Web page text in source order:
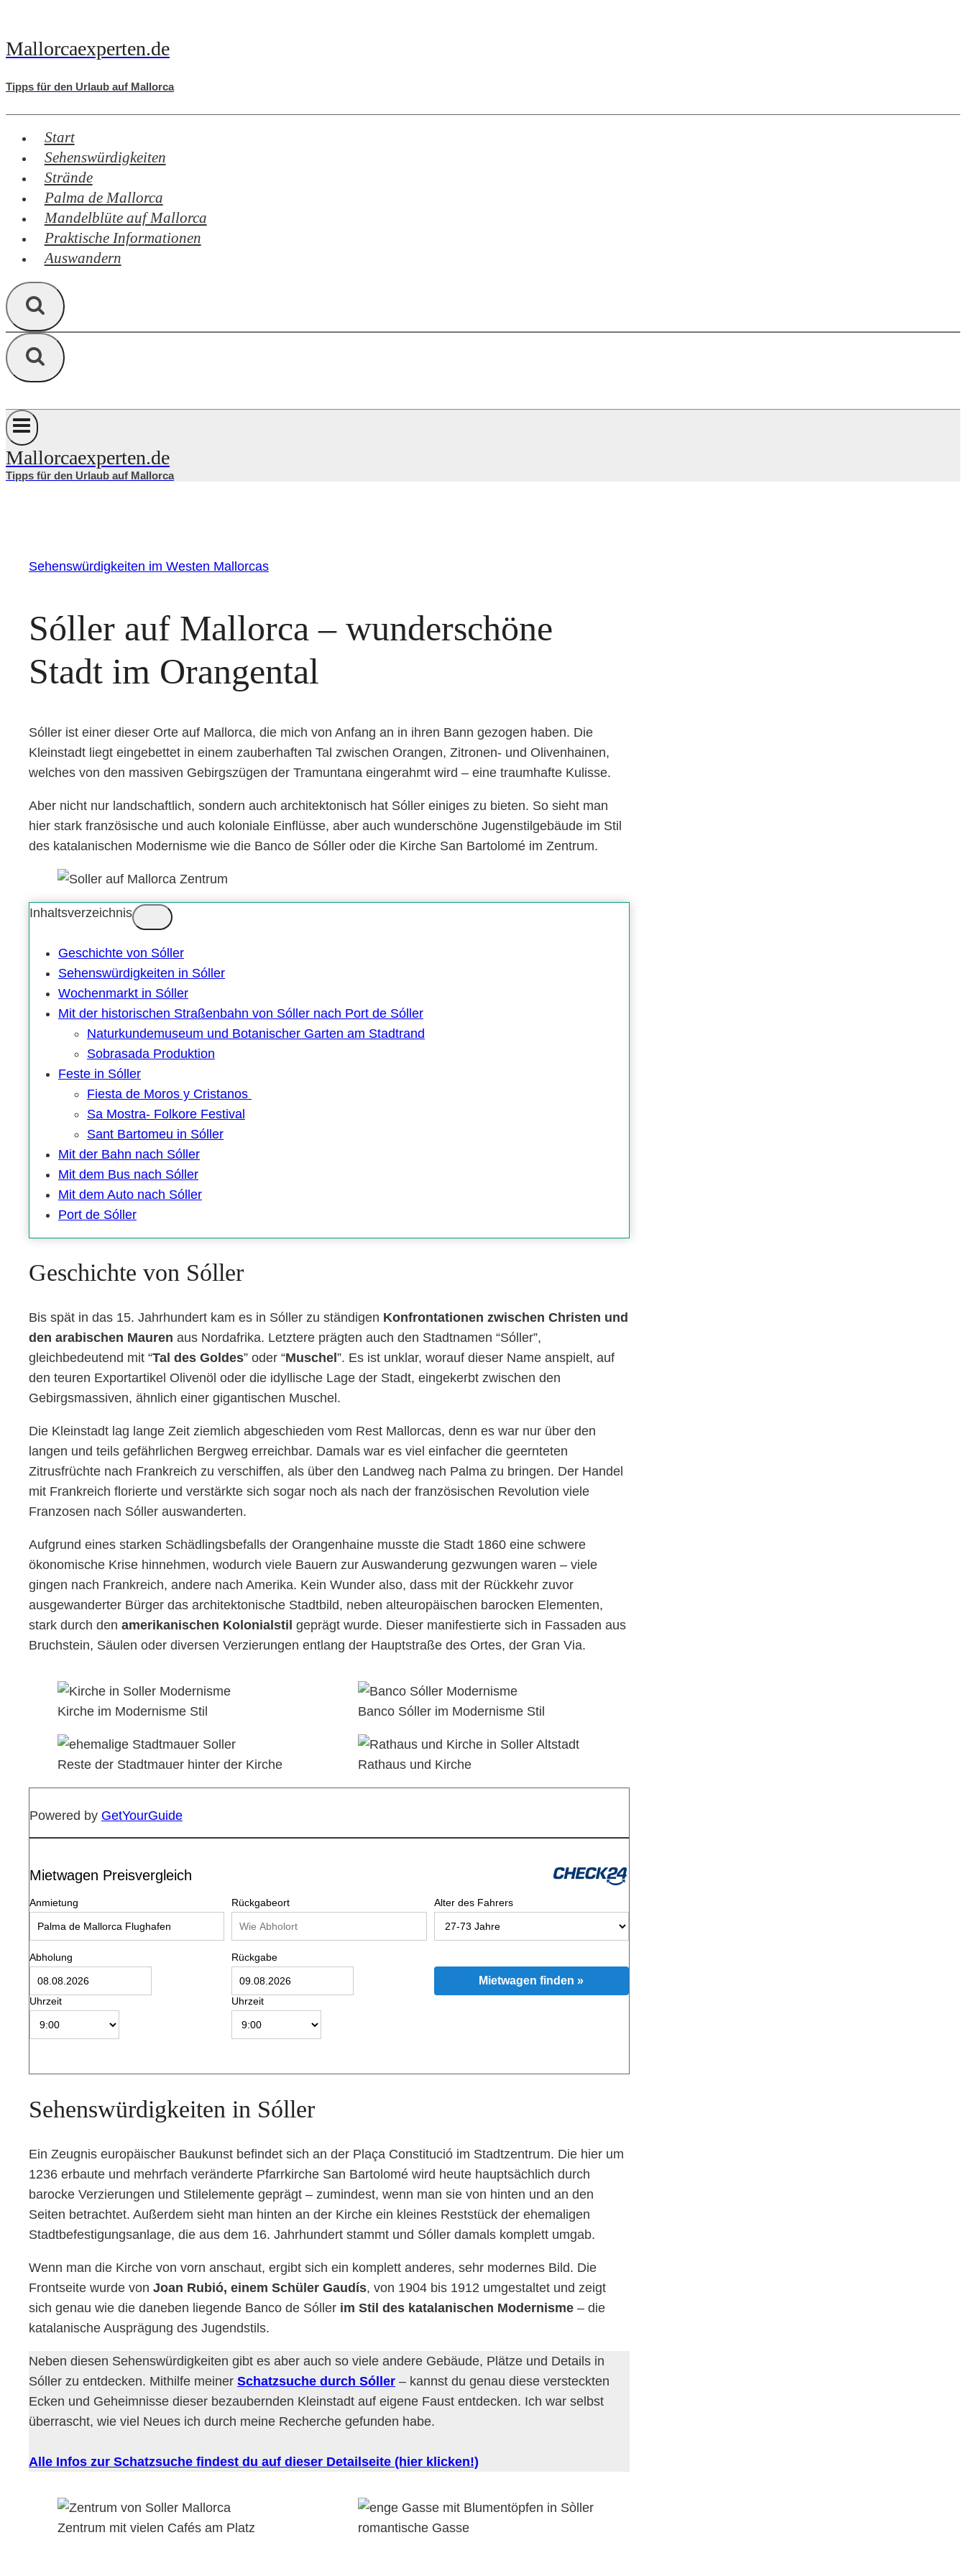
springen
Mallorcaexperten.de
Tipps für den Urlaub auf Mallorca
Start
Sehenswürdigkeiten
Strände
Palma de Mallorca
Mandelblüte auf Mallorca
Praktische Informationen
Auswandern
Mallorcaexperten.de
Tipps für den Urlaub auf Mallorca
Sehenswürdigkeiten im Westen Mallorcas
Sóller auf Mallorca – wunderschöne
Stadt im Orangental
Sóller ist einer dieser Orte auf Mallorca, die mich von Anfang an in ihren Bann gezogen haben. Die
Kleinstadt liegt eingebettet in einem zauberhaften Tal zwischen Orangen, Zitronen- und Olivenhainen,
welches von den massiven Gebirgszügen der Tramuntana eingerahmt wird – eine traumhafte Kulisse.
Aber nicht nur landschaftlich, sondern auch architektonisch hat Sóller einiges zu bieten. So sieht man
hier stark französische und auch koloniale Einflüsse, aber auch wunderschöne Jugenstilgebäude im Stil
des katalanischen Modernisme wie die Banco de Sóller oder die Kirche San Bartolomé im Zentrum.
Inhaltsverzeichnis
Geschichte von Sóller
Sehenswürdigkeiten in Sóller
Wochenmarkt in Sóller
Mit der historischen Straßenbahn von Sóller nach Port de Sóller
Naturkundemuseum und Botanischer Garten am Stadtrand
Sobrasada Produktion
Feste in Sóller
Fiesta de Moros y Cristanos
Sa Mostra- Folkore Festival
Sant Bartomeu in Sóller
Mit der Bahn nach Sóller
Mit dem Bus nach Sóller
Mit dem Auto nach Sóller
Port de Sóller
Geschichte von Sóller
Bis spät in das 15. Jahrhundert kam es in Sóller zu ständigen Konfrontationen zwischen Christen und
den arabischen Mauren aus Nordafrika. Letztere prägten auch den Stadtnamen “Sóller”,
gleichbedeutend mit “Tal des Goldes” oder “Muschel ”. Es ist unklar, worauf dieser Name anspielt, auf
den teuren Exportartikel Olivenöl oder die idyllische Lage der Stadt, eingekerbt zwischen den
Gebirgsmassiven, ähnlich einer gigantischen Muschel.
Die Kleinstadt lag lange Zeit ziemlich abgeschieden vom Rest Mallorcas, denn es war nur über den
langen und teils gefährlichen Bergweg erreichbar. Damals war es viel einfacher die geernteten
Zitrusfrüchte nach Frankreich zu verschiffen, als über den Landweg nach Palma zu bringen. Der Handel
mit Frankreich florierte und verstärkte sich sogar noch als nach der französischen Revolution viele
Franzosen nach Sóller auswanderten.
Aufgrund eines starken Schädlingsbefalls der Orangenhaine musste die Stadt 1860 eine schwere
ökonomische Krise hinnehmen, wodurch viele Bauern zur Auswanderung gezwungen waren – viele
gingen nach Frankreich, andere nach Amerika. Kein Wunder also, dass mit der Rückkehr zuvor
ausgewanderter Bürger das architektonische Stadtbild, neben alteuropäischen barocken Elementen,
stark durch den amerikanischen Kolonialstil geprägt wurde. Dieser manifestierte sich in Fassaden aus
Bruchstein, Säulen oder diversen Verzierungen entlang der Hauptstraße des Ortes, der Gran Via.
Kirche im Modernisme Stil
Reste der Stadtmauer hinter der Kirche
Banco Sóller im Modernisme Stil
Rathaus und Kirche
Powered by GetYourGuide
Mietwagen Preisvergleich
Anmietung Rückgabeort Alter des Fahrers
Abholung
Uhrzeit
Rückgabe
Uhrzeit
Mietwagen finden »
Sehenswürdigkeiten in Sóller
Ein Zeugnis europäischer Baukunst befindet sich an der Plaça Constitució im Stadtzentrum. Die hier um
1236 erbaute und mehrfach veränderte Pfarrkirche San Bartolomé wird heute hauptsächlich durch
barocke Verzierungen und Stilelemente geprägt – zumindest, wenn man sie von hinten und an den
Seiten betrachtet. Außerdem sieht man hinten an der Kirche ein kleines Reststück der ehemaligen
Stadtbefestigungsanlage, die aus dem 16. Jahrhundert stammt und Sóller damals komplett umgab.
Wenn man die Kirche von vorn anschaut, ergibt sich ein komplett anderes, sehr modernes Bild. Die
Frontseite wurde von Joan Rubió, einem Schüler Gaudís, von 1904 bis 1912 umgestaltet und zeigt
sich genau wie die daneben liegende Banco de Sóller im Stil des katalanischen Modernisme – die
katalanische Ausprägung des Jugendstils.
Neben diesen Sehenswürdigkeiten gibt es aber auch so viele andere Gebäude, Plätze und Details in
Sóller zu entdecken. Mithilfe meiner Schatzsuche durch Sóller – kannst du genau diese versteckten
Ecken und Geheimnisse dieser bezaubernden Kleinstadt auf eigene Faust entdecken. Ich war selbst
überrascht, wie viel Neues ich durch meine Recherche gefunden habe.
Alle Infos zur Schatzsuche findest du auf dieser Detailseite (hier klicken!)
Zentrum mit vielen Cafés am Platz romantische Gasse